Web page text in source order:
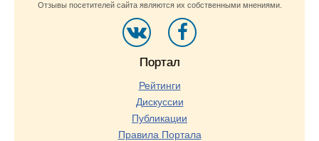
Отзывы посетителей сайта являются их собственными мнениями.
Портал
Рейтинги
Дискуссии
Публикации
Правила Портала